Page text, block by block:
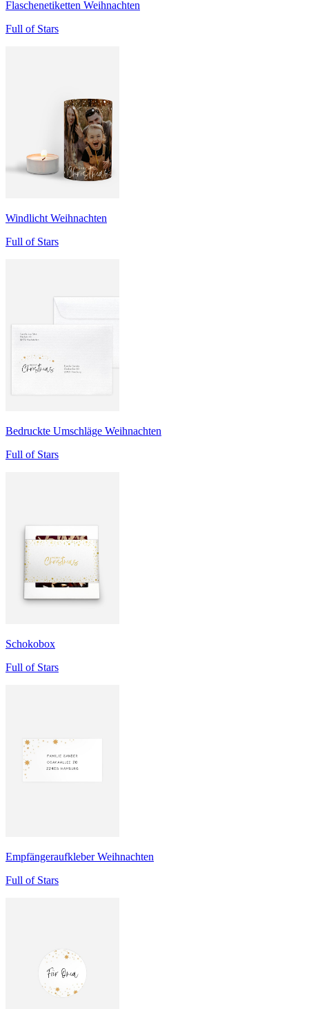
Flaschenetiketten Weihnachten
Full of Stars
Windlicht Weihnachten
Full of Stars
Bedruckte Umschläge Weihnachten
Full of Stars
Schokobox
Full of Stars
Empfängeraufkleber Weihnachten
Full of Stars